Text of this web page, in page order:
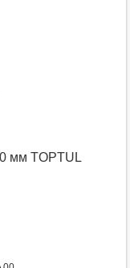
мм TOPTUL